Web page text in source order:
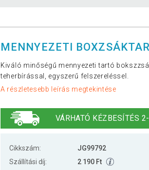
MENNYEZETI
Kiváló minőségű mennyezeti tartó
teherbírással, egyszerű felszereléssel.
A részletesebb leírás megtekintése
VÁRHATÓ KÉZBESÍTÉS
Cikkszám:
JG99792
Szállítási díj:
2 190 Ft